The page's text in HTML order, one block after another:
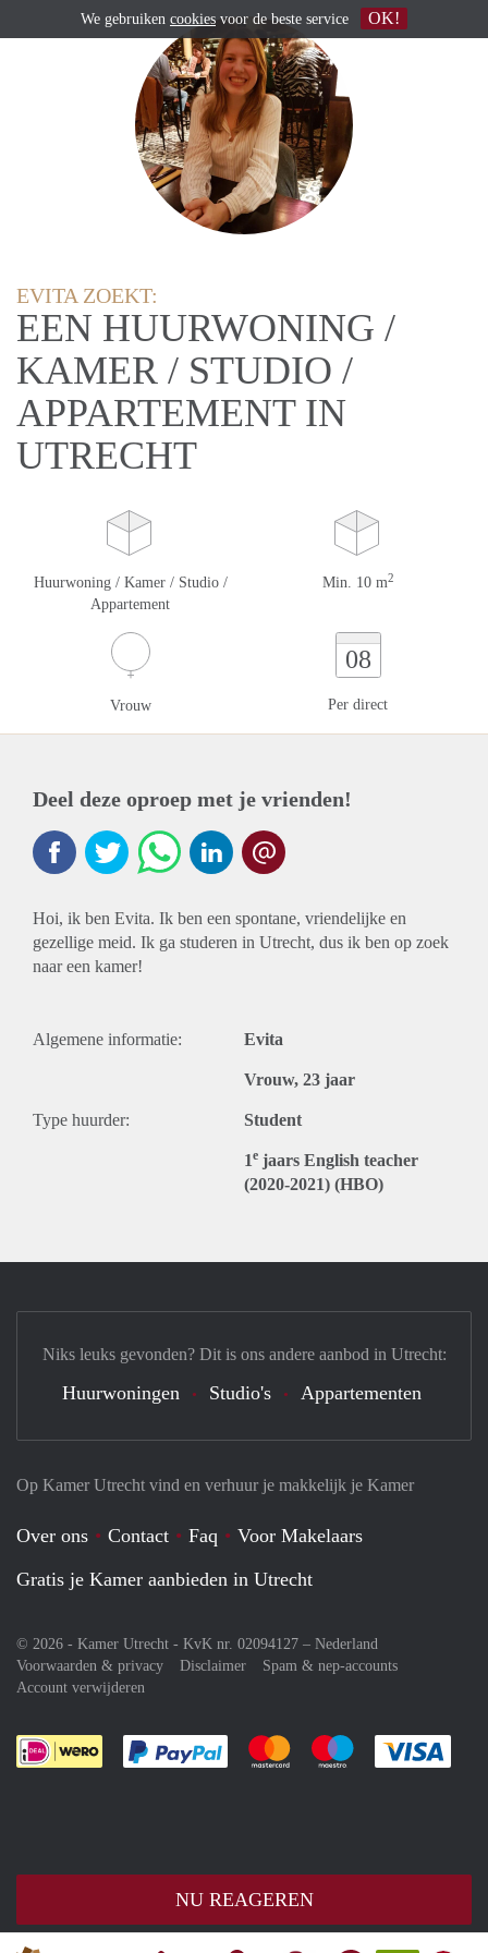
EVITA ZOEKT:
EEN HUURWONING /
KAMER / STUDIO /
APPARTEMENT IN
UTRECHT
Huurwoning / Kamer / Studio /
Appartement
Min. 10 m2
Vrouw
08
Per direct
Deel deze oproep met je vrienden!
Hoi, ik ben Evita. Ik ben een spontane, vriendelijke en
gezellige meid. Ik ga studeren in Utrecht, dus ik ben op zoek
naar een kamer!
Algemene informatie: Evita
Vrouw, 23 jaar
Type huurder: Student
1e jaars English teacher
(2020-2021) (HBO)
NU REAGEREN
Op Kamer Utrecht vind en verhuur je makkelijk je Kamer
Over ons Contact Faq
Voor Makelaars
Gratis je Kamer aanbieden in Utrecht
© 2026 - Kamer Utrecht - KvK nr. 02094127 – Nederland
Voorwaarden & privacy
Disclaimer
Spam & nep-accounts
Account verwijderen
Je rekent gemakkelijk af met Paypal
Je rekent gemakkelijk af met
Je rekent
Niks leuks gevonden? Dit is ons andere aanbod in Utrecht:
Huurwoningen Studio's Appartementen
We gebruiken cookiesvoor de beste service OK!